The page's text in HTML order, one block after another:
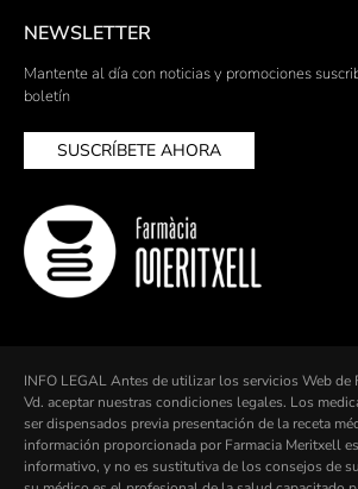
NEWSLETTER
Mantente al día con noticias y promociones
boletín
SUSCRÍBETE AHORA
INFO LEGAL Antes de utilizar los servicios Web de
Vd. aceptar nuestras condiciones legales. Los
ser dispensados previa presentación de la receta
información proporcionada por Farmacia Meritxell
informativo, y no es sustitutiva de los consejos de